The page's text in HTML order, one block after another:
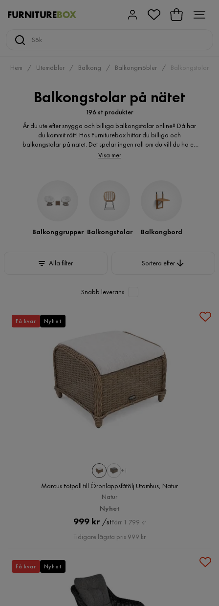
Hem Utemöbler Balkong Balkongmöbler Balkongstolar
Balkongstolar på nätet
196 st produkter
Är du ute efter snygga och billiga balkongstolar online? Då har
du kommit rätt! Hos Furniturebox hittar du billiga och
balkongstolar på nätet. Det spelar ingen roll om du vill du ha ett
klassiskt eller modernt uttryck, här hittar du många varianter av
Balkongstolar i konstrotting? Hopfällbara balkongstolar i metall?
Hos oss hittar du de billiga balkongstolar du söker.
Visa mer
Balkonggrupper Balkongstolar Balkongbord
Alla filter Sortera efter
Snabb leverans
+1
Marcus Fotpall till Öronlappsfåtölj Utomhus, Natur
Natur
Nyhet
Pris
999 kr /stOriginal
Pris
Förr 1 799 kr
Tidigare lägsta pris 999 kr
Få kvar Nyhet
Få kvar Nyhet